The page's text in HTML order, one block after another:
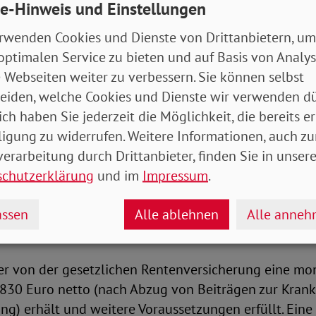
und sich aufgrund der daraus resultierenden
benachteiligt fühlen.
Beschäftigte in der DDR, etwa im Bergbau oder
und jüdische Kontingentflüchtlinge
und deren Angehörigen aus der ehemaligen
2.500 Euro
unter bestimmten Voraussetzungen zur
eine pauschale Einmalzahlung von 2.500
Renten in der Nähe der Grundsicherung liegen.
von der gesetzlichen Rentenversicherung eine
Euro netto (nach Abzug von Beiträgen zur
erhält und weitere Voraussetzungen erfüllt. Eine
Hinweis und Einstellungen
Cookies und Dienste von Drittanbietern,
Service zu bieten und auf Basis von
Webseiten weiter zu verbessern. Sie können selbst
welche Cookies und Dienste wir verwenden
haben Sie jederzeit die Möglichkeit, die bereits
zu widerrufen. Weitere Informationen, auch
durch Drittanbieter, finden Sie in
und im Impressum.
Alle ablehnen Alle